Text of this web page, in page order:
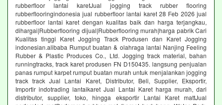
rubberfloor lantai karetJual jogging track rubber flooring
rubberflooringindonesia jual rubberfloor lantai karet 28 Feb 2026 jual
rubberfloor lantai karet dengan kualitas baik dan harga terjangkau,
dihargai|Rubberflooring dijual|Rubberflooring murah|harga pabrik Cari
Kualitas tinggi Karet Jogging Track Produsen dan Karet Jogging
indonesian.alibaba Rumput buatan & olahraga lantai Nanjing Feeling
Rubber & Plastic Produces Co., Ltd. Jogging track material, bahan
runningtracks, track karet produsen FN D150435. langsung penjualan
panas rumput karpet rumput buatan murah untuk menjalankan jogging
track track Jual Lantai Karet, Distributor, Beli, Supplier, Eksportir,
Importir indotrading lantaikaret Jual Lantai Karet harga murah, dari
distributor, supplier, toko, hingga eksportir Lantai Karet mattJual